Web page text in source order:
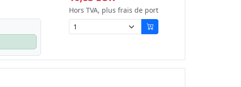
Hors TVA, plus frais de port